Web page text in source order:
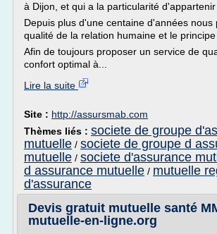
à Dijon, et qui a la particularité d'appartenir
Depuis plus d'une centaine d'années nous
qualité de la relation humaine et le principe
Afin de toujours proposer un service de
confort optimal à...
Lire la suite
Site : http://assursmab.com
Thèmes liés : societe de groupe
mutuelle / societe de groupe d
mutuelle / societe d'assurance
d assurance mutuelle / mutuelle
d'assurance
Devis gratuit mutuelle santé
mutuelle-en-ligne.org